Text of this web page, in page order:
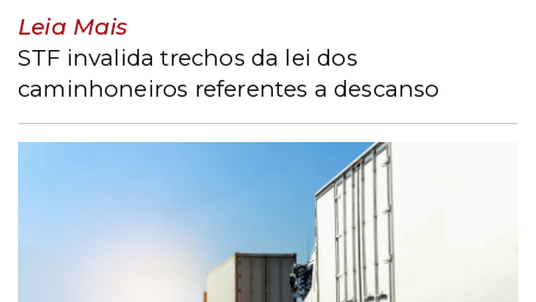
Leia Mais
STF invalida trechos da lei dos
caminhoneiros referentes a descanso